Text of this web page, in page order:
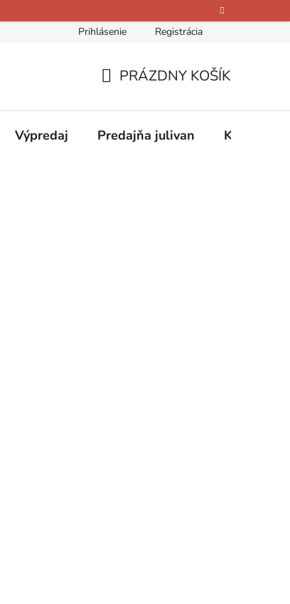
Kontakty O nás Hodnotenie obchodu
Prihlásenie Registrácia
KOŠÍK
PRÁZDNY KOŠÍK
Výpredaj Predajňa julivan Kontakty